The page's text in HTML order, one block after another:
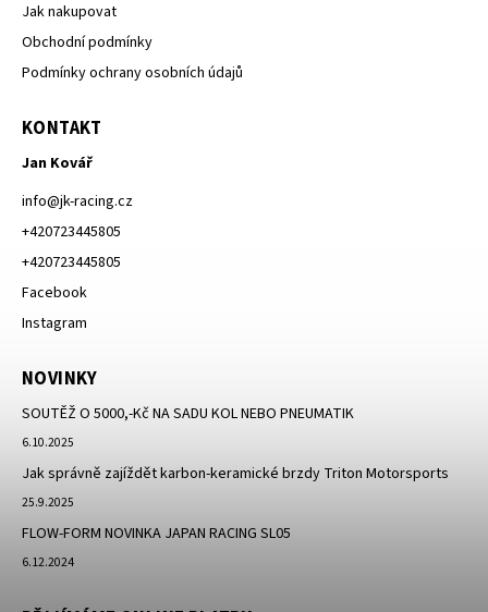
Jak nakupovat
Obchodní podmínky
Podmínky ochrany osobních údajů
KONTAKT
Jan Kovář
info@jk-racing.cz
+420723445805
+420723445805
Facebook
Instagram
NOVINKY
SOUTĚŽ O 5000,-Kč NA SADU KOL NEBO PNEUMATIK
6.10.2025
Jak správně zajíždět karbon-keramické brzdy Triton Motorsports
25.9.2025
FLOW-FORM NOVINKA JAPAN RACING SL05
6.12.2024